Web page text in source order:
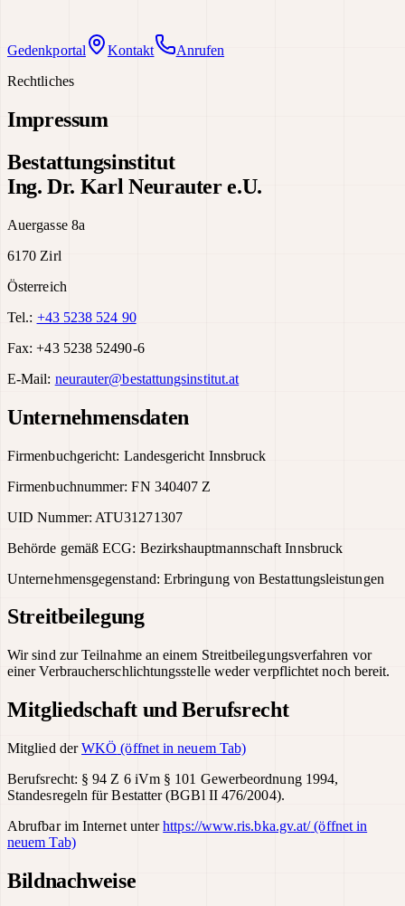
Gedenkportal Kontakt
Anrufen
Rechtliches
Impressum
Bestattungsinstitut
Ing. Dr. Karl Neurauter e.U.
Auergasse 8a
6170 Zirl
Österreich
Tel.: +43 5238 524 90
Fax: +43 5238 52490-6
E-Mail: neurauter@bestattungsinstitut.at
Unternehmensdaten
Firmenbuchgericht: Landesgericht Innsbruck
Firmenbuchnummer: FN 340407 Z
UID Nummer: ATU31271307
Behörde gemäß ECG: Bezirkshauptmannschaft Innsbruck
Unternehmensgegenstand: Erbringung von Bestattungsleistungen
Streitbeilegung
Wir sind zur Teilnahme an einem Streitbeilegungsverfahren vor
einer Verbraucherschlichtungsstelle weder verpflichtet noch bereit.
Mitgliedschaft und Berufsrecht
Mitglied der WKÖ (öffnet in neuem Tab)
Berufsrecht: § 94 Z 6 iVm § 101 Gewerbeordnung 1994,
Standesregeln für Bestatter (BGBl II 476/2004).
Abrufbar im Internet unter https://www.ris.bka.gv.at/(öffnet in
neuem Tab)
Bildnachweise